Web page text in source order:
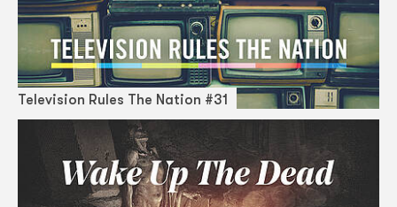
Television Rules The Nation #31